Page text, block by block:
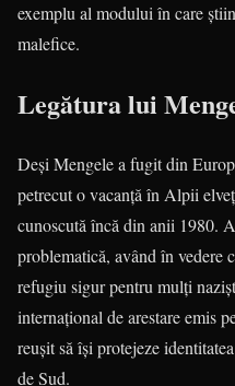
exemplu al modului în care
malefice.
Legătura lui
Deși Mengele a fugit din
petrecut o vacanță în Alpii
cunoscută încă din anii 1980.
problematică, având în vedere
refugiu sigur pentru mulți
internațional de arestare emis
reușit să își protejeze
de Sud.